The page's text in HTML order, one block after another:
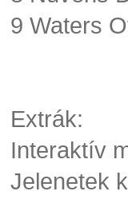
9 Waters
Extrák:
Interaktív
Jelenetek